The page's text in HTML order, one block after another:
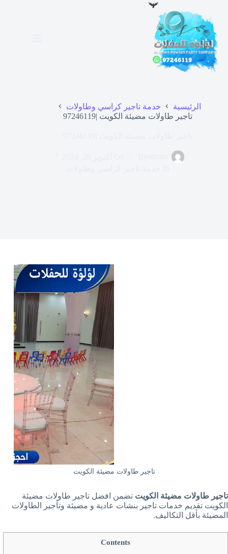
المحتوى
الرئيسية
خدمة تاجير كراسي وطاولات
تاجير طاولات مضيئة الكويت |97246119
تاجير طاولات مضيئة الكويت
تاجير طاولات مضيئة الكويت تضمن افضل تاجير طاولات مضيئة
الكويت تقديم خدمات تاجير بنشات عادية و مضيئة وتأجير الطاولات
المضيئة بأقل التكاليف.
Contents